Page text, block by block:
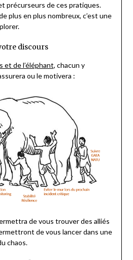
précurseurs de ces pratiques.
plus en plus nombreux, c’est une
discours
et de l’éléphant, chacun y
ou le motivera :
de vous trouver des alliés
de vous lancer dans une
chaos.